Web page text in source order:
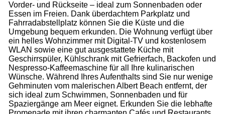
Vorder- und Rückseite – ideal zum Sonnenbaden oder
Essen im Freien. Dank überdachtem Parkplatz und
Fahrradabstellplatz können Sie die Küste und die
Umgebung bequem erkunden. Die Wohnung verfügt über
ein helles Wohnzimmer mit Digital-TV und kostenlosem
WLAN sowie eine gut ausgestattete Küche mit
Geschirrspüler, Kühlschrank mit Gefrierfach, Backofen und
Nespresso-Kaffeemaschine für all Ihre kulinarischen
Wünsche. Während Ihres Aufenthalts sind Sie nur wenige
Gehminuten vom malerischen Albert Beach entfernt, der
sich ideal zum Schwimmen, Sonnenbaden und für
Spaziergänge am Meer eignet. Erkunden Sie die lebhafte